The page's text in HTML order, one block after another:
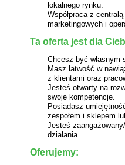
lokalnego rynku.
Współpraca z
marketingowych i
Ta oferta jest dla
Chcesz być własnym
Masz łatwość w
z klientami oraz
Jesteś otwarty na
swoje kompetencje.
Posiadasz
zespołem i sklepem
Jesteś
działania.
Oferujemy: